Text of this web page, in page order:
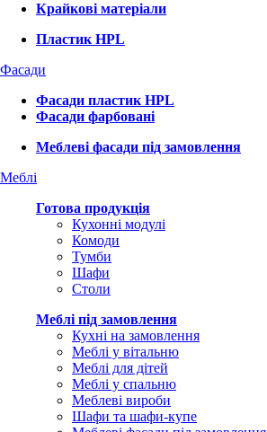
Крайкові матеріали
Пластик HPL
Фасади
Фасади пластик HPL
Фасади фарбовані
Меблеві фасади під замовлення
Меблі
Готова продукція
Кухонні модулі
Комоди
Тумби
Шафи
Столи
Меблі під замовлення
Кухні на замовлення
Меблі у вітальню
Меблі для дітей
Меблі у спальню
Меблеві вироби
Шафи та шафи-купе